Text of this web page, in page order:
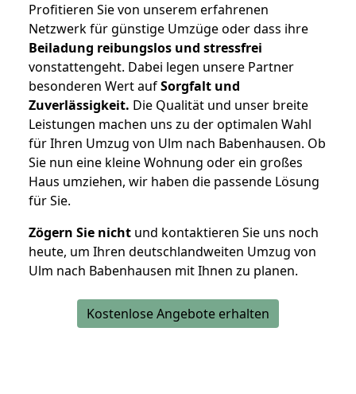
Profitieren Sie von unserem erfahrenen
Netzwerk für günstige Umzüge oder dass ihre
Beiladung reibungslos und stressfrei
vonstattengeht. Dabei legen unsere Partner
besonderen Wert aufSorgfalt und
Zuverlässigkeit. Die Qualität und unser breite
Leistungen machen uns zu der optimalen Wahl
für Ihren Umzug von Ulm nach Babenhausen. Ob
Sie nun eine kleine Wohnung oder ein großes
Haus umziehen, wir haben die passende Lösung
für Sie.
Zögern Sie nicht und kontaktieren Sie uns noch
heute, um Ihren deutschlandweiten Umzug von
Ulm nach Babenhausen mit Ihnen zu planen.
Kostenlose Angebote erhalten